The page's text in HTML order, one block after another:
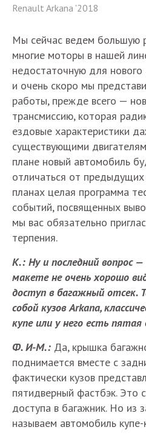
Renault Arkana '2018
Мы сейчас ведем большую
многие моторы в нашей
недостаточную для
и очень скоро мы
работы, прежде всего —
трансмиссию, которая
ездовые характеристики
существующими
плане новый автомобиль
отличаться от предыдущих
планах целая программа
событий, посвященных
мы вас обязательно
терпения.
К.: Ну и последний вопрос
макете не очень хорошо
доступ в багажный отсек.
собой кузов Arkana,
купе или у него есть пятая
Ф. И-М.: Да, крышка
поднимается вместе с
фактически кузов
пятидверный фастбэк. Это
доступа в багажник. Но из
называем автомобиль